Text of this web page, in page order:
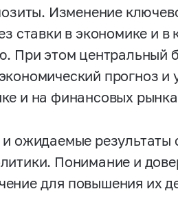
Изменение
ставки в экономике и в
При этом центральный
прогноз и
и на финансовых
ожидаемые результаты
Понимание и
для повышения их